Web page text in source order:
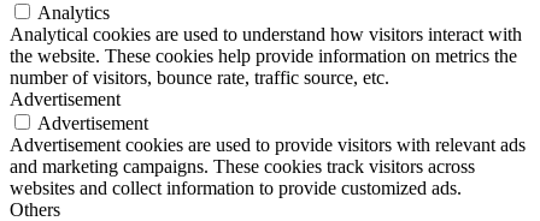
Analytics
Analytical cookies are used to understand how visitors interact with
the website. These cookies help provide information on metrics the
number of visitors, bounce rate, traffic source, etc.
Advertisement
Advertisement
Advertisement cookies are used to provide visitors with relevant ads
and marketing campaigns. These cookies track visitors across
websites and collect information to provide customized ads.
Others